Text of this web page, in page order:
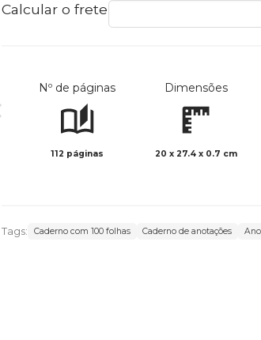
Calcular o frete
Nº de páginas
112 páginas
Dimensões
20 x 27.4 x 0.7 cm
Tags: Caderno com 100 folhas Caderno de anotações